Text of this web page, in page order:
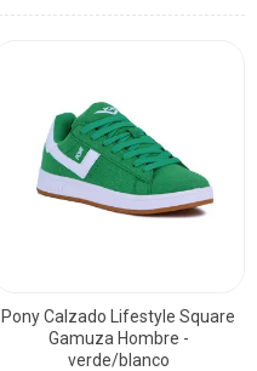
Pony Calzado Lifestyle Square
Gamuza Hombre -
verde/blanco